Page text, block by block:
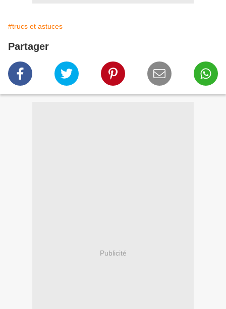
#trucs et astuces
Partager
Publicité